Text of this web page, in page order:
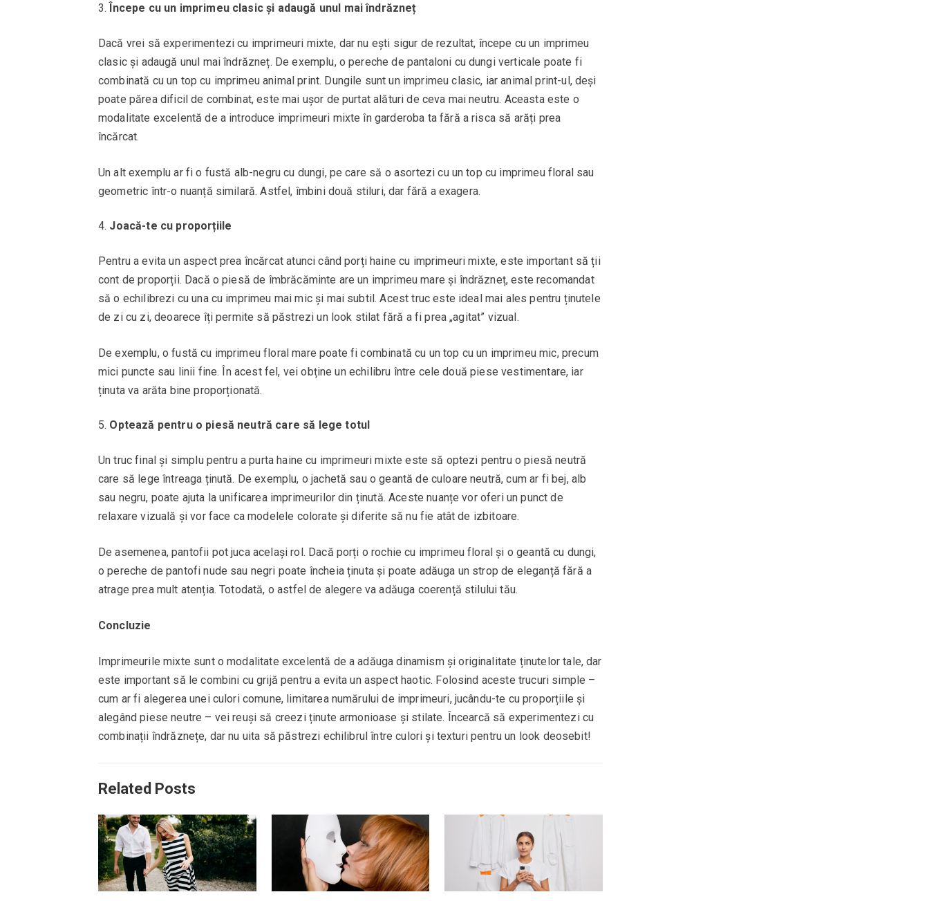
Începe cu un imprimeu clasic și adaugă unul mai îndrăzneț
Dacă vrei să experimentezi cu imprimeuri mixte, dar nu ești sigur de rezultat, începe cu un imprimeu
clasic și adaugă unul mai îndrăzneț. De exemplu, o pereche de pantaloni cu dungi verticale poate fi
combinată cu un top cu imprimeu animal print. Dungile sunt un imprimeu clasic, iar animal print-ul, deși
poate părea dificil de combinat, este mai ușor de purtat alături de ceva mai neutru. Aceasta este o
modalitate excelentă de a introduce imprimeuri mixte în garderoba ta fără a risca să arăți prea
încărcat.
Un alt exemplu ar fi o fustă alb-negru cu dungi, pe care să o asortezi cu un top cu imprimeu floral sau
geometric într-o nuanță similară. Astfel, îmbini două stiluri, dar fără a exagera.
Joacă-te cu proporțiile
Pentru a evita un aspect prea încărcat atunci când porți haine cu imprimeuri mixte, este important să ții
cont de proporții. Dacă o piesă de îmbrăcăminte are un imprimeu mare și îndrăzneț, este recomandat
să o echilibrezi cu una cu imprimeu mai mic și mai subtil. Acest truc este ideal mai ales pentru ținutele
de zi cu zi, deoarece îți permite să păstrezi un look stilat fără a fi prea „agitat” vizual.
De exemplu, o fustă cu imprimeu floral mare poate fi combinată cu un top cu un imprimeu mic, precum
mici puncte sau linii fine. În acest fel, vei obține un echilibru între cele două piese vestimentare, iar
ținuta va arăta bine proporționată.
Optează pentru o piesă neutră care să lege totul
Un truc final și simplu pentru a purta haine cu imprimeuri mixte este să optezi pentru o piesă neutră
care să lege întreaga ținută. De exemplu, o jachetă sau o geantă de culoare neutră, cum ar fi bej, alb
sau negru, poate ajuta la unificarea imprimeurilor din ținută. Aceste nuanțe vor oferi un punct de
relaxare vizuală și vor face ca modelele colorate și diferite să nu fie atât de izbitoare.
De asemenea, pantofii pot juca același rol. Dacă porți o rochie cu imprimeu floral și o geantă cu dungi,
o pereche de pantofi nude sau negri poate încheia ținuta și poate adăuga un strop de eleganță fără a
atrage prea mult atenția. Totodată, o astfel de alegere va adăuga coerență stilului tău.
Concluzie
Imprimeurile mixte sunt o modalitate excelentă de a adăuga dinamism și originalitate ținutelor tale, dar
este important să le combini cu grijă pentru a evita un aspect haotic. Folosind aceste trucuri simple –
cum ar fi alegerea unei culori comune, limitarea numărului de imprimeuri, jucându-te cu proporțiile și
alegând piese neutre – vei reuși să creezi ținute armonioase și stilate. Încearcă să experimentezi cu
combinații îndrăznețe, dar nu uita să păstrezi echilibrul între culori și texturi pentru un look deosebit!
Related Posts